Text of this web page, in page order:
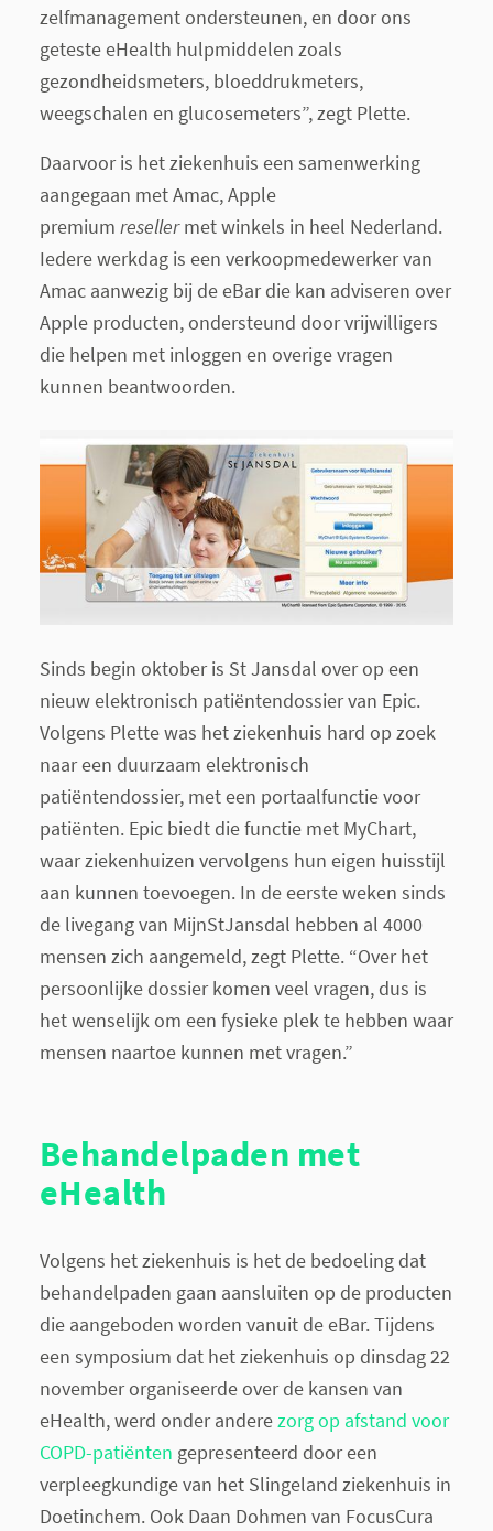
zelfmanagement ondersteunen, en door ons
geteste eHealth hulpmiddelen zoals
gezondheidsmeters, bloeddrukmeters,
weegschalen en glucosemeters”, zegt Plette.
Daarvoor is het ziekenhuis een samenwerking
aangegaan met Amac, Apple
premium resellermet winkels in heel Nederland.
Iedere werkdag is een verkoopmedewerker van
Amac aanwezig bij de eBar die kan adviseren over
Apple producten, ondersteund door vrijwilligers
die helpen met inloggen en overige vragen
kunnen beantwoorden.
Sinds begin oktober is St Jansdal over op een
nieuw elektronisch patiëntendossier van Epic.
Volgens Plette was het ziekenhuis hard op zoek
naar een duurzaam elektronisch
patiëntendossier, met een portaalfunctie voor
patiënten. Epic biedt die functie met MyChart,
waar ziekenhuizen vervolgens hun eigen huisstijl
aan kunnen toevoegen. In de eerste weken sinds
de livegang van MijnStJansdal hebben al 4000
mensen zich aangemeld, zegt Plette. “Over het
persoonlijke dossier komen veel vragen, dus is
het wenselijk om een fysieke plek te hebben waar
mensen naartoe kunnen met vragen.”
Behandelpaden met
eHealth
Volgens het ziekenhuis is het de bedoeling dat
behandelpaden gaan aansluiten op de producten
die aangeboden worden vanuit de eBar. Tijdens
een symposium dat het ziekenhuis op dinsdag 22
november organiseerde over de kansen van
eHealth, werd onder anderezorg op afstand voor
COPD-patiënten gepresenteerd door een
verpleegkundige van het Slingeland ziekenhuis in
Doetinchem. Ook Daan Dohmen van FocusCura